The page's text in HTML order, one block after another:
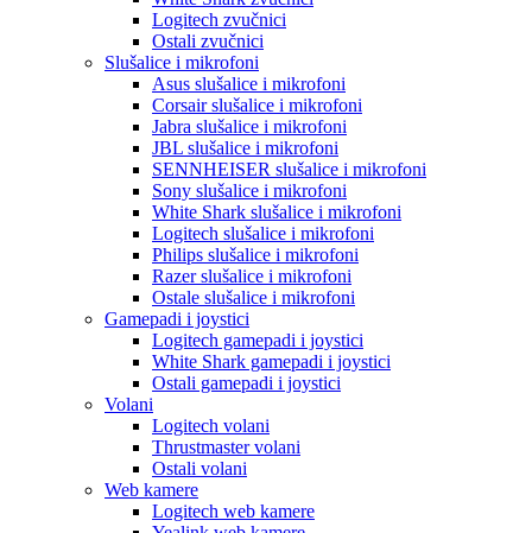
Logitech zvučnici
Ostali zvučnici
Slušalice i mikrofoni
Asus slušalice i mikrofoni
Corsair slušalice i mikrofoni
Jabra slušalice i mikrofoni
JBL slušalice i mikrofoni
SENNHEISER slušalice i mikrofoni
Sony slušalice i mikrofoni
White Shark slušalice i mikrofoni
Logitech slušalice i mikrofoni
Philips slušalice i mikrofoni
Razer slušalice i mikrofoni
Ostale slušalice i mikrofoni
Gamepadi i joystici
Logitech gamepadi i joystici
White Shark gamepadi i joystici
Ostali gamepadi i joystici
Volani
Logitech volani
Thrustmaster volani
Ostali volani
Web kamere
Logitech web kamere